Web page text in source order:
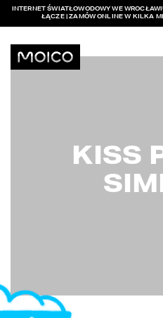
INTERNET ŚWIATŁOWODOWY WE
ŁĄCZE | ZAMÓW ONLINE W KILKA
KISS